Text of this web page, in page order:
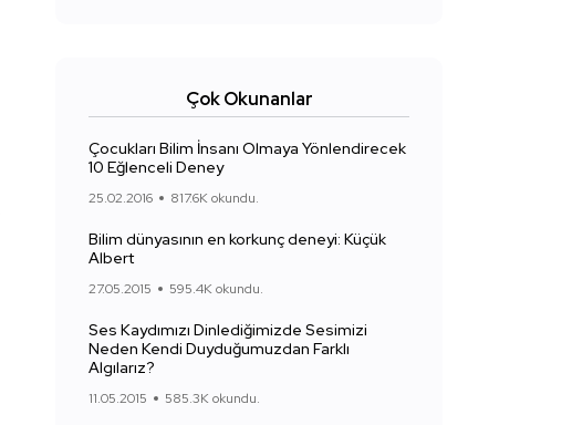
Çok Okunanlar
Çocukları Bilim İnsanı Olmaya Yönlendirecek
10 Eğlenceli Deney
25.02.2016 817.6K okundu.
Bilim dünyasının en korkunç deneyi: Küçük
Albert
27.05.2015 595.4K okundu.
Ses Kaydımızı Dinlediğimizde Sesimizi
Neden Kendi Duyduğumuzdan Farklı
Algılarız?
11.05.2015 585.3K okundu.